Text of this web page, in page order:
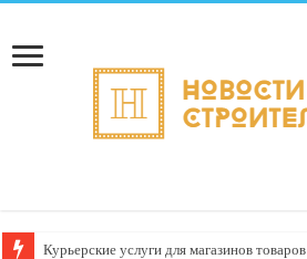
Курьерские услуги для магазинов